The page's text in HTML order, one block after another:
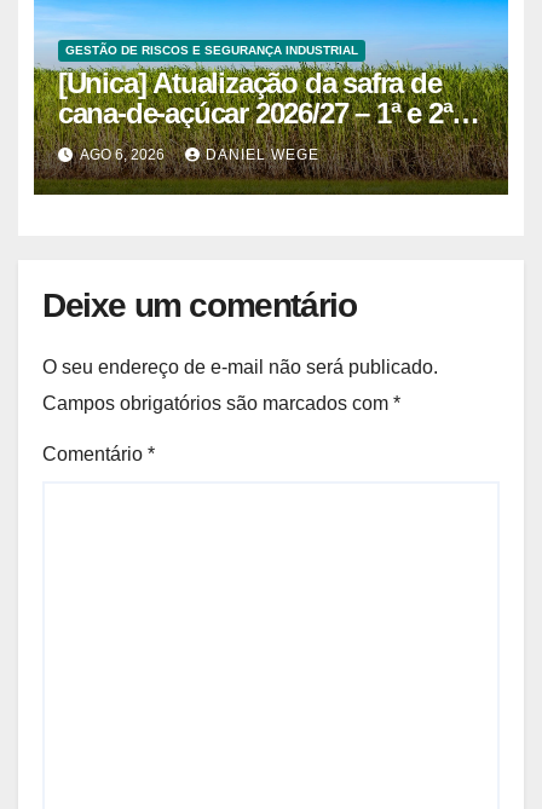
GESTÃO DE RISCOS E SEGURANÇA INDUSTRIAL
[Unica] Atualização da safra de
cana-de-açúcar 2026/27 – 1ª e 2ª
quinzenas de junho
AGO 6, 2026 DANIEL WEGE
Deixe um comentário
O seu endereço de e-mail não será publicado.
Campos obrigatórios são marcados com *
Comentário *